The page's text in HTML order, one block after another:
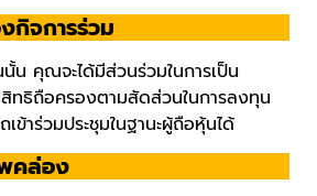
กิจการร่วม
น คุณจะได้มีส่วนร่วมในการเป็น
สิทธิถือครองตามสัดส่วนในการลงทุน
ข้าร่วมประชุมในฐานะผู้ถือหุ้นได้
คล่อง